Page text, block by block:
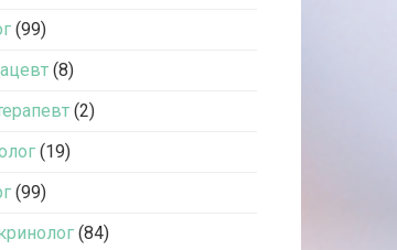
(99)
(8)
(2)
(19)
(99)
(84)